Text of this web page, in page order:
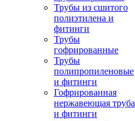
Трубы из сшитого
полиэтилена и
фитинги
Трубы
гофрированные
Трубы
полипропиленовые
и фитинги
Гофрированная
нержавеющая труба
и фитинги